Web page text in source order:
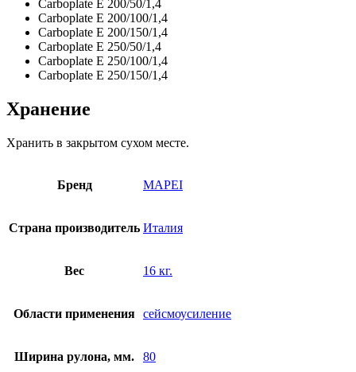
Carboplate Е 200/50/1,4
Carboplate Е 200/100/1,4
Carboplate Е 200/150/1,4
Carboplate Е 250/50/1,4
Carboplate Е 250/100/1,4
Carboplate Е 250/150/1,4
Хранение
Хранить в закрытом сухом месте.
Бренд MAPEI
Страна производитель Италия
Вес 16 кг.
Области применения сейсмоусиление
Ширина рулона, мм. 80